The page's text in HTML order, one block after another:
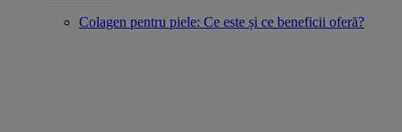
Colagen pentru piele: Ce este și ce beneficii oferă?